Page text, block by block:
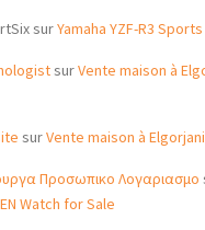
surYamaha YZF-R3
surVente maison à
surVente maison à
Προσωπικο Λογαριασμο
Watch for Sale